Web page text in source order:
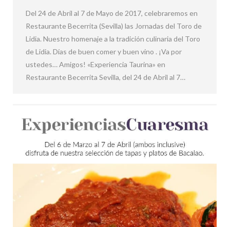
Del 24 de Abril al 7 de Mayo de 2017, celebraremos en
Restaurante Becerrita (Sevilla) las Jornadas del Toro de
Lidia. Nuestro homenaje a la tradición culinaria del Toro
de Lidia. Días de buen comer y buen vino . ¡Va por
ustedes… Amigos! «Experiencia Taurina» en
Restaurante Becerrita Sevilla, del 24 de Abril al 7…